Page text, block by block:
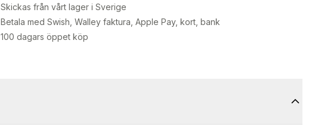
Skickas från vårt lager i Sverige
Betala med Swish, Walley faktura, Apple Pay, kort, bank
100 dagars öppet köp